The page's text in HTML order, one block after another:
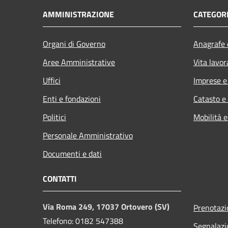
AMMINISTRAZIONE
Organi di Governo
Aree Amministrative
Uffici
Enti e fondazioni
Politici
Personale Amministrativo
Documenti e dati
Vita
Imprese
Catasto
Mobilità
CONTATTI
Via Roma 249, 17037 Ortovero (SV)
Telefono: 0182 547388